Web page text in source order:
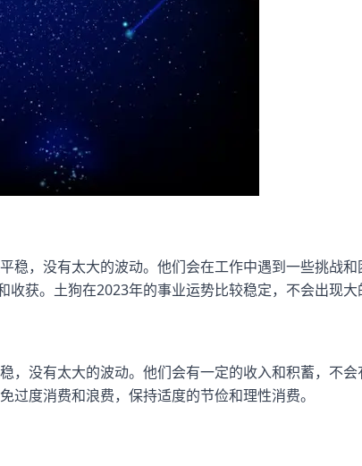
稳，没有太大的波动。他们会在工作中遇到一些挑战
获。土狗在2023年的事业运势比较稳定，不会出现大
，没有太大的波动。他们会有一定的收入和积蓄，不
过度消费和浪费，保持适度的节俭和理性消费。